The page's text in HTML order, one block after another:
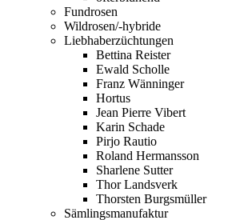
Fundrosen
Wildrosen/-hybride
Liebhaberzüchtungen
Bettina Reister
Ewald Scholle
Franz Wänninger
Hortus
Jean Pierre Vibert
Karin Schade
Pirjo Rautio
Roland Hermansson
Sharlene Sutter
Thor Landsverk
Thorsten Burgsmüller
Sämlingsmanufaktur